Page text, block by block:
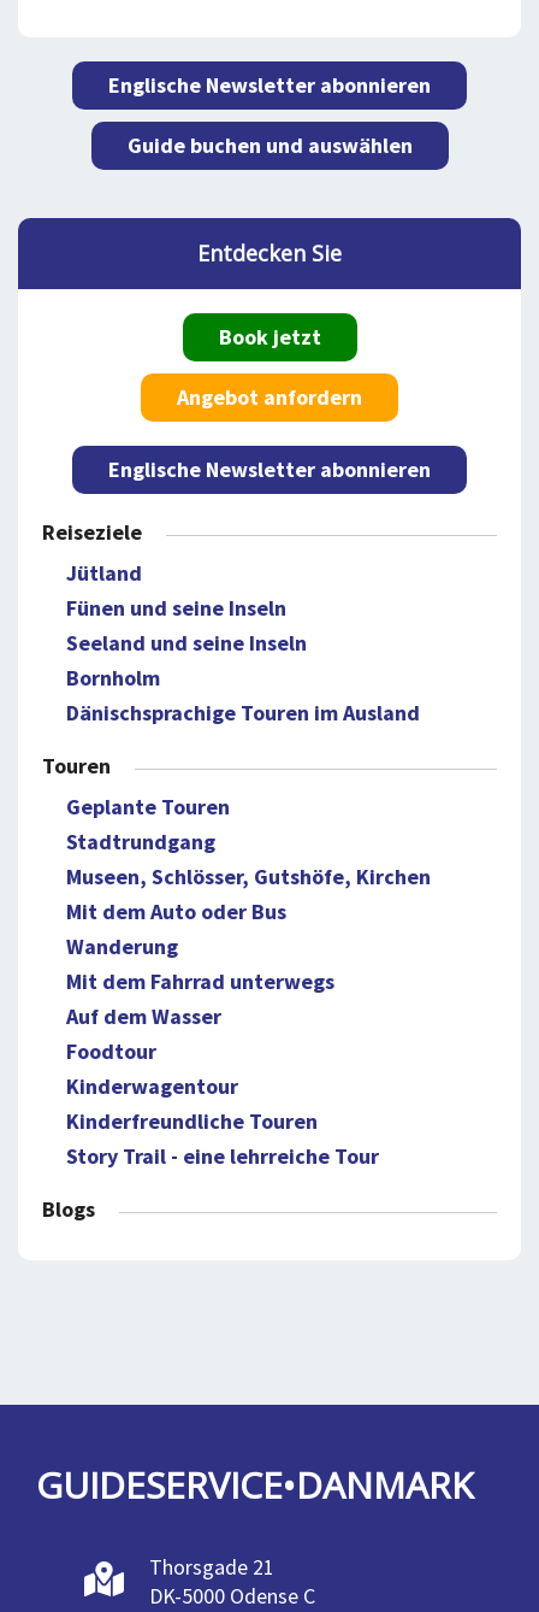
Englische Newsletter abonnieren
Guide buchen und auswählen
Entdecken Sie
Book jetzt
Angebot anfordern
Englische Newsletter abonnieren
Reiseziele
Jütland
Fünen und seine Inseln
Seeland und seine Inseln
Bornholm
Dänischsprachige Touren im Ausland
Touren
Geplante Touren
Stadtrundgang
Museen, Schlösser, Gutshöfe, Kirchen
Mit dem Auto oder Bus
Wanderung
Mit dem Fahrrad unterwegs
Auf dem Wasser
Foodtour
Kinderwagentour
Kinderfreundliche Touren
Story Trail - eine lehrreiche Tour
Blogs
GUIDESERVICE•DANMARK
Thorsgade 21
DK-5000 Odense C